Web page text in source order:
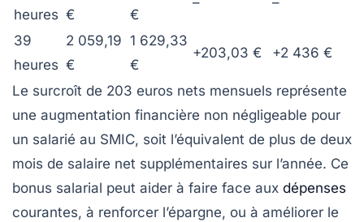
heures € €
39
heures
2 059,19
€
1 629,33
€
+203,03 € +2 436 €
Le surcroît de 203 euros nets mensuels représente
une augmentation financière non négligeable pour
un salarié au SMIC, soit l’équivalent de plus de deux
mois de salaire net supplémentaires sur l’année. Ce
bonus salarial peut aider à faire face aux dépenses
courantes, à renforcer l’épargne, ou à améliorer le